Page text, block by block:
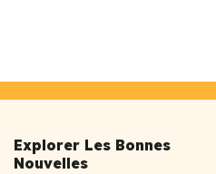
Explorer Les Bonnes
Nouvelles